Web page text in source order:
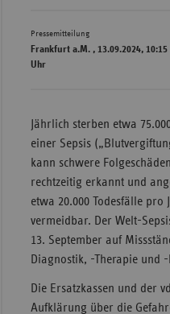
Pressemitteilung
Frankfurt a.M. , 13.09.2024, 10:15
Uhr
Jährlich sterben etwa
einer Sepsis
kann schwere
rechtzeitig erkannt und
etwa 20.000 Todesfälle pro
vermeidbar. Der Welt-
13. September auf
Diagnostik, -Therapie und
Die Ersatzkassen und der
Aufklärung über die